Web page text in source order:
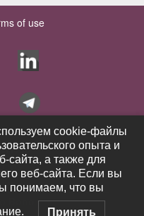
of use
cookie-файлы
опыта и
сайта, а также для
веб-сайта. Если вы
понимаем, что вы
Принять
cookie-файлы
опыта и
сайта, а также для
веб-сайта. Если вы
понимаем, что вы
Принять